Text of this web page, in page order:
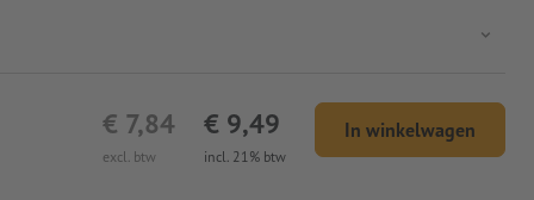
excl. btw
€ 7,84
incl. 21% btw
€ 9,49 In winkelwagen